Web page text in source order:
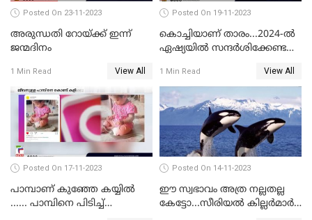
Posted On 23-11-2023
അരുന്ധതി റോയ്ക്ക് ഇന്ന്
ജന്മദിനം
1 Min Read View All
Posted On 19-11-2023
കൊച്ചിയാണ് താരം...2024-ല്‍
ഏഷ്യയില്‍ സന്ദര്‍ശിക്കേണ്ട
കൊച്ചിയും
1 Min Read View All
Posted On 17-11-2023
പാമ്പാണ് കുഞ്ഞേ കയ്യില്‍
...... പാമ്പിനെ പിടിച്ച്
Posted On 14-11-2023
ഈ സ്വഭാവം അത്ര നല്ലതല്ല
കേട്ടോ...സീരിയല്‍ കില്ലര്‍മാര്‍